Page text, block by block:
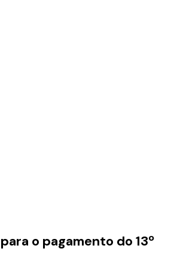
o pagamento do 13º